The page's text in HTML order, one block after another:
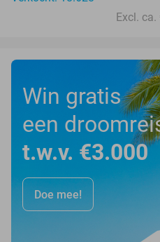
Excl.
Win gratis
een
t.w.v. €3.000
Doe mee!